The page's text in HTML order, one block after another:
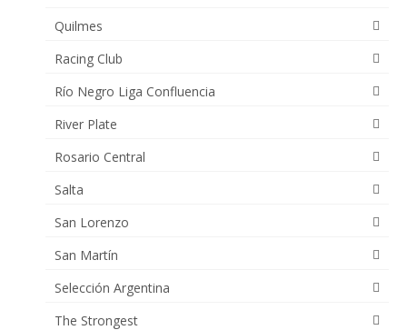
Quilmes
Racing Club
Río Negro Liga Confluencia
River Plate
Rosario Central
Salta
San Lorenzo
San Martín
Selección Argentina
The Strongest